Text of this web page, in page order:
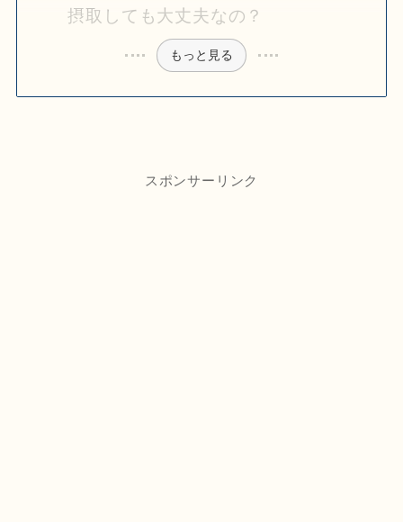
摂取しても大丈夫なの？
もっと見る
スポンサーリンク